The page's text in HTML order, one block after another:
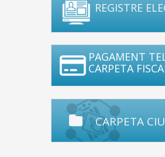
REGISTRE
PAGAMENT
CARPETA
CARPETA